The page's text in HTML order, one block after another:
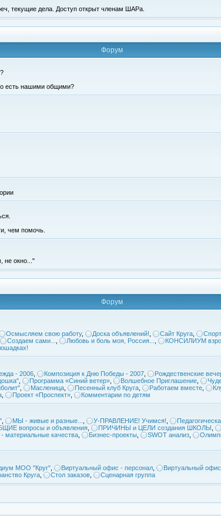
текущие дела. Доступ открыт членам ШАРа.
Форум
есть нашими общими?
чем помочь.
не окно..."
Форум
Осмысляем свою работу, Доска объявлений! Сайт Круга
Создаем сами... Любовь и боль моя, Россия... КОНСИЛИУМ
- 2006 Композиция к Дню Победы - 2007 Рождественские
Программа «Синий ветер» Волшебное Приглашение
Масленица Песенный клуб Круга Работаем вместе
Проект «Проспект» Комментарии по детям
МЫ - живые и разные... У-ПРАВЛЕНИЕ! Учимся!
вопросы и объявления ПРИЧИНЫ и ЦЕЛИ создания ШКОЛЫ
качества Бизнес-проекты SWOT анализ
МОО "Круг" Виртуальный офис - персонал Виртуальный
Круга Стол заказов Сценарная группа